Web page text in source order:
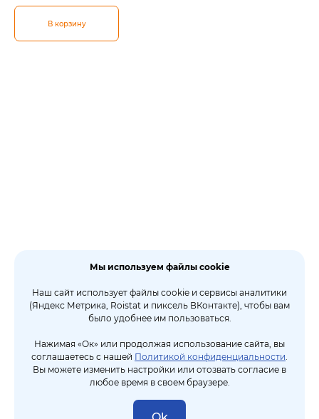
В корзину
Мы используем файлы cookie
Наш сайт использует файлы cookie и сервисы аналитики
(Яндекс Метрика, Roistat и пиксель ВКонтакте), чтобы вам
было удобнее им пользоваться.
Нажимая «Ок» или продолжая использование сайта, вы
соглашаетесь с нашей Политикой конфиденциальности.
Вы можете изменить настройки или отозвать согласие в
любое время в своем браузере.